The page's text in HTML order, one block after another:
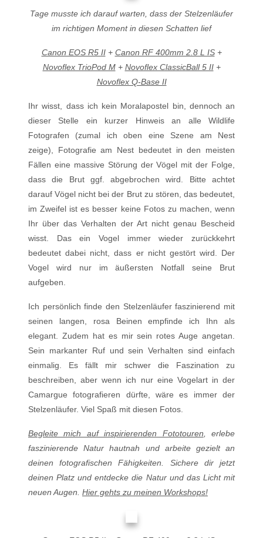
Tage musste ich darauf warten, dass der Stelzenläufer
im richtigen Moment in diesen Schatten lief
Canon EOS R5 II+ Canon RF 400mm 2.8 L IS+
Novoflex TrioPod M+ Novoflex ClassicBall 5 II+
Novoflex Q-Base II
Ihr wisst, dass ich kein Moralapostel bin, dennoch an
dieser Stelle ein kurzer Hinweis an alle Wildlife
Fotografen (zumal ich oben eine Szene am Nest
zeige), Fotografie am Nest bedeutet in den meisten
Fällen eine massive Störung der Vögel mit der Folge,
dass die Brut ggf. abgebrochen wird. Bitte achtet
darauf Vögel nicht bei der Brut zu stören, das bedeutet,
im Zweifel ist es besser keine Fotos zu machen, wenn
Ihr über das Verhalten der Art nicht genau Bescheid
wisst. Das ein Vogel immer wieder zurückkehrt
bedeutet dabei nicht, dass er nicht gestört wird. Der
Vogel wird nur im äußersten Notfall seine Brut
aufgeben.
Ich persönlich finde den Stelzenläufer faszinierend mit
seinen langen, rosa Beinen empfinde ich Ihn als
elegant. Zudem hat es mir sein rotes Auge angetan.
Sein markanter Ruf und sein Verhalten sind einfach
einmalig. Es fällt mir schwer die Faszination zu
beschreiben, aber wenn ich nur eine Vogelart in der
Camargue fotografieren dürfte, wäre es immer der
Stelzenläufer. Viel Spaß mit diesen Fotos.
Begleite mich auf inspirierenden Fototouren , erlebe
faszinierende Natur hautnah und arbeite gezielt an
deinen fotografischen Fähigkeiten. Sichere dir jetzt
deinen Platz und entdecke die Natur und das Licht mit
neuen Augen. Hier gehts zu meinen Workshops!